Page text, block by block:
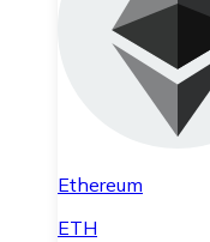
Ethereum
ETH